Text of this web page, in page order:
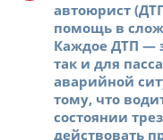
автоюрист
помощь в
Каждое ДТП —
так и для
аварийной
тому, что
состоянии
действовать